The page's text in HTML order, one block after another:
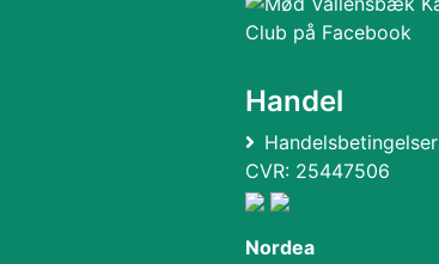
Handel
Handelsbetingelser
CVR: 25447506
Nordea